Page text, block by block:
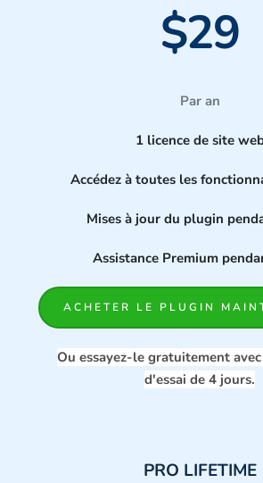
$29
Par an
1 licence de site
Accédez à toutes les
Mises à jour du plugin
Assistance Premium
ACHETER LE PLUGIN
Ou essayez-le gratuitement
d'essai de 4 jours.
PRO LIFETIME